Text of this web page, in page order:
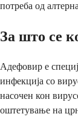
потреба од
За што се
Адефовир е
инфекција со
насочен кон
оштетување на